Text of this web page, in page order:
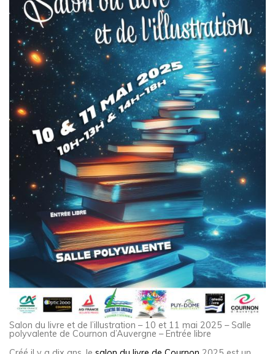
Salon du livre et de l’illustration – 10 et 11 mai 2025 – Salle
polyvalente de Cournon d’Auvergne – Entrée libre